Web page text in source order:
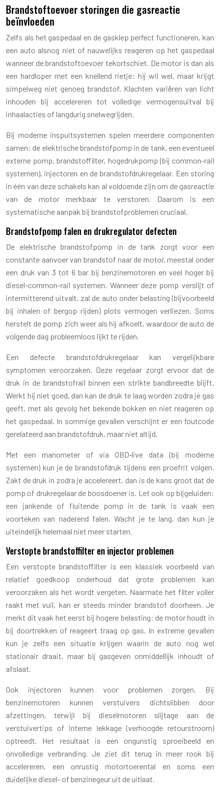
Brandstoftoevoer storingen die gasreactie
beïnvloeden
Zelfs als het gaspedaal en de gasklep perfect functioneren, kan
een auto alsnog niet of nauwelijks reageren op het gaspedaal
wanneer de brandstoftoevoer tekortschiet. De motor is dan als
een hardloper met een knellend rietje: hij wil wel, maar krijgt
simpelweg niet genoeg brandstof. Klachten variëren van licht
inhouden bij accelereren tot volledige vermogensuitval bij
inhaalacties of langdurig snelwegrijden.
Bij moderne inspuitsystemen spelen meerdere componenten
samen: de elektrische brandstofpomp in de tank, een eventueel
externe pomp, brandstoffilter, hogedrukpomp (bij common-rail
systemen), injectoren en de brandstofdrukregelaar. Een storing
in één van deze schakels kan al voldoende zijn om de gasreactie
van de motor merkbaar te verstoren. Daarom is een
systematische aanpak bij brandstofproblemen cruciaal.
Brandstofpomp falen en drukregulator defecten
De elektrische brandstofpomp in de tank zorgt voor een
constante aanvoer van brandstof naar de motor, meestal onder
een druk van 3 tot 6 bar bij benzinemotoren en veel hoger bij
diesel-common-rail systemen. Wanneer deze pomp verslijt of
intermitterend uitvalt, zal de auto onder belasting (bijvoorbeeld
bij inhalen of bergop rijden) plots vermogen verliezen. Soms
herstelt de pomp zich weer als hij afkoelt, waardoor de auto de
volgende dag probleemloos lijkt te rijden.
Een defecte brandstofdrukregelaar kan vergelijkbare
symptomen veroorzaken. Deze regelaar zorgt ervoor dat de
druk in de brandstofrail binnen een strikte bandbreedte blijft.
Werkt hij niet goed, dan kan de druk te laag worden zodra je gas
geeft, met als gevolg het bekende bokken en niet reageren op
het gaspedaal. In sommige gevallen verschijnt er een foutcode
gerelateerd aan brandstofdruk, maar niet altijd.
Met een manometer of via OBD‑live data (bij moderne
systemen) kun je de brandstofdruk tijdens een proefrit volgen.
Zakt de druk in zodra je accelereert, dan is de kans groot dat de
pomp of drukregelaar de boosdoener is. Let ook op bijgeluiden:
een jankende of fluitende pomp in de tank is vaak een
voorteken van naderend falen. Wacht je te lang, dan kun je
uiteindelijk helemaal niet meer starten.
Verstopte brandstoffilter en injector problemen
Een verstopte brandstoffilter is een klassiek voorbeeld van
relatief goedkoop onderhoud dat grote problemen kan
veroorzaken als het wordt vergeten. Naarmate het filter voller
raakt met vuil, kan er steeds minder brandstof doorheen. Je
merkt dit vaak het eerst bij hogere belasting: de motor houdt in
bij doortrekken of reageert traag op gas. In extreme gevallen
kun je zelfs een situatie krijgen waarin de auto nog wel
stationair draait, maar bij gasgeven onmiddellijk inhoudt of
afslaat.
Ook injectoren kunnen voor problemen zorgen. Bij
benzinemotoren kunnen verstuivers dichtslibben door
afzettingen, terwijl bij dieselmotoren slijtage aan de
verstuivertips of interne lekkage (verhoogde retourstroom)
optreedt. Het resultaat is een ongunstig sproeibeeld en
onvolledige verbranding. Je ziet dit terug in meer rook bij
accelereren, een onrustig motortoerental en soms een
duidelijke diesel- of benzinegeur uit de uitlaat.